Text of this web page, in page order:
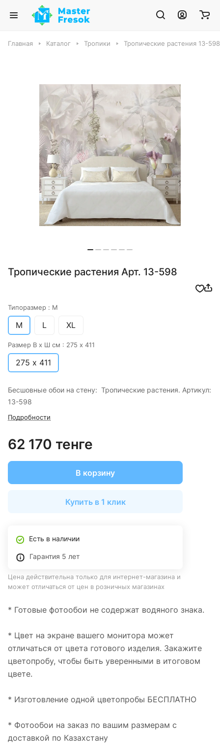
Главная Каталог Тропики Тропические растения 13-598
Тропические растения Арт. 13-598
Типоразмер : M
M L XL
Размер В х Ш см : 275 х 411
275 х 411
Бесшовные обои на стену: Тропические растения. Артикул:
13-598
Подробности
62 170 тенге
В корзину
Купить в 1 клик
Есть в наличии
Гарантия 5 лет
Цена действительна только для интернет-магазина и
может отличаться от цен в розничных магазинах
* Готовые фотообои не содержат водяного знака.
* Цвет на экране вашего монитора может
отличаться от цвета готового изделия. Закажите
цветопробу, чтобы быть уверенными в итоговом
цвете.
* Изготовление одной цветопробы БЕСПЛАТНО
* Фотообои на заказ по вашим размерам с
доставкой по Казахстану